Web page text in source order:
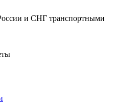
и СНГ транспортными